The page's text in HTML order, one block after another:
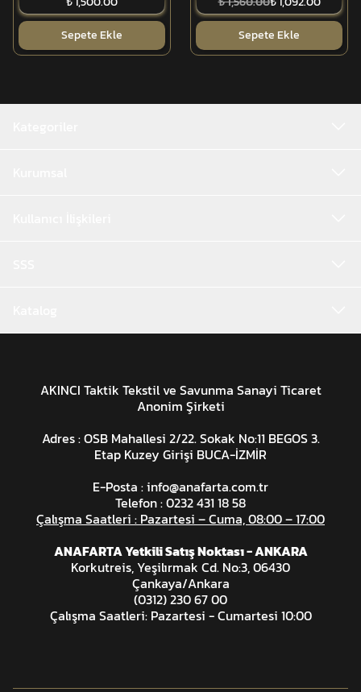
Sepete Ekle
Sepete Ekle
AKINCI Taktik Tekstil ve Savunma Sanayi Ticaret
Anonim Şirketi
Adres : OSB Mahallesi 2/22. Sokak No:11 BEGOS 3.
Etap Kuzey Girişi BUCA-İZMİR
E-Posta :info@anafarta.com.tr
Telefon : 0232 431 18 58
Çalışma Saatleri : Pazartesi – Cuma, 08:00 – 17:00
ANAFARTA Yetkili Satış Noktası - ANKARA
Korkutreis, Yeşilırmak Cd. No:3, 06430
Çankaya/Ankara
(0312) 230 67 00
Çalışma Saatleri: Pazartesi - Cumartesi 10:00